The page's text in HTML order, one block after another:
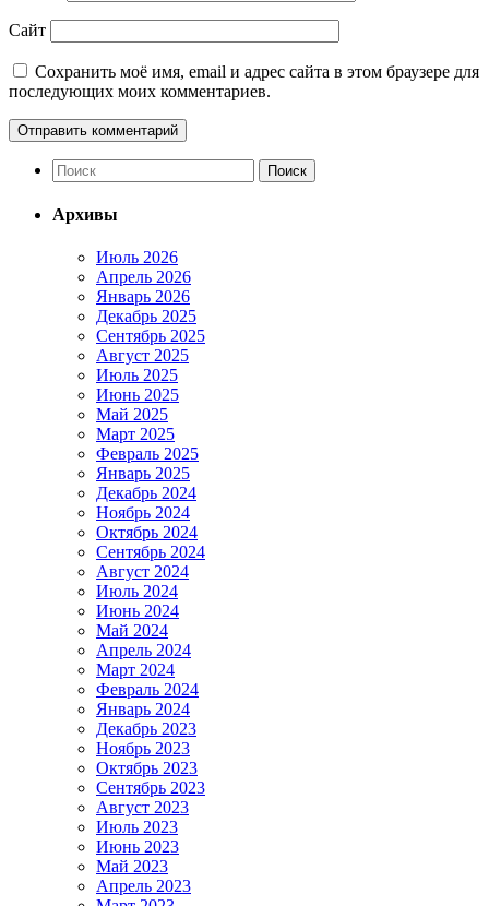
Сайт
Сохранить моё имя, email и адрес сайта в этом браузере для
последующих моих комментариев.
Архивы
Июль 2026
Апрель 2026
Январь 2026
Декабрь 2025
Сентябрь 2025
Август 2025
Июль 2025
Июнь 2025
Май 2025
Март 2025
Февраль 2025
Январь 2025
Декабрь 2024
Ноябрь 2024
Октябрь 2024
Сентябрь 2024
Август 2024
Июль 2024
Июнь 2024
Май 2024
Апрель 2024
Март 2024
Февраль 2024
Январь 2024
Декабрь 2023
Ноябрь 2023
Октябрь 2023
Сентябрь 2023
Август 2023
Июль 2023
Июнь 2023
Май 2023
Апрель 2023